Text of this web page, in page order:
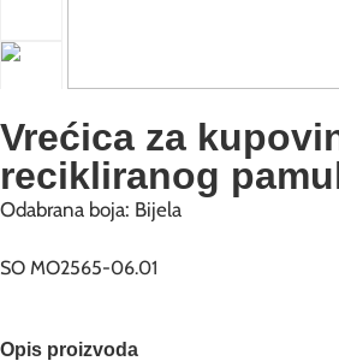
Vrećica za
recikliranog
Odabrana boja: Bijela
SO MO2565-06.01
Opis proizvoda